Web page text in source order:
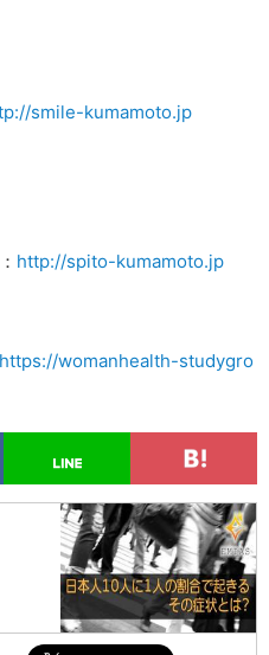
smile-kumamoto.jp
http://spito-kumamoto.jp
https://womanhealth-studygro